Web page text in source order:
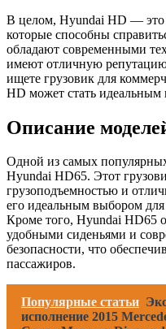
В целом, Hyundai HD —
которые способны
обладают современными
имеют отличную
ищете грузовик для
HD может стать идеальным
Описание
Одной из самых
Hyundai HD65. Этот
грузоподъемностью и
его идеальным выбором для
Кроме того, Hyundai HD65
удобными сиденьями и
безопасности, что
пассажиров.
Популярные статьи
исполнение 2015